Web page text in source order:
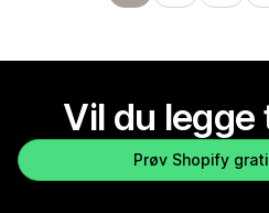
Vil du legge
Prøv Shopify